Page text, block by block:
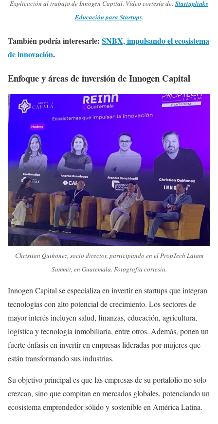
Explicación al trabajo de Innogen Capital. Vídeo cortesía de:Startuplinks
Educación para Startups.
También podría interesarle: SNBX, impulsando el ecosistema
de innovación.
Enfoque y áreas de inversión de Innogen Capital
Christian Quiñonez, socio director, participando en el PropTech Latam
Summit, en Guatemala. Fotografía cortesía.
Innogen Capital se especializa en invertir en startups que integran
tecnologías con alto potencial de crecimiento. Los sectores de
mayor interés incluyen salud, finanzas, educación, agricultura,
logística y tecnología inmobiliaria, entre otros. Además, ponen un
fuerte énfasis en invertir en empresas lideradas por mujeres que
están transformando sus industrias.
Su objetivo principal es que las empresas de su portafolio no solo
crezcan, sino que compitan en mercados globales, potenciando un
ecosistema emprendedor sólido y sostenible en América Latina.